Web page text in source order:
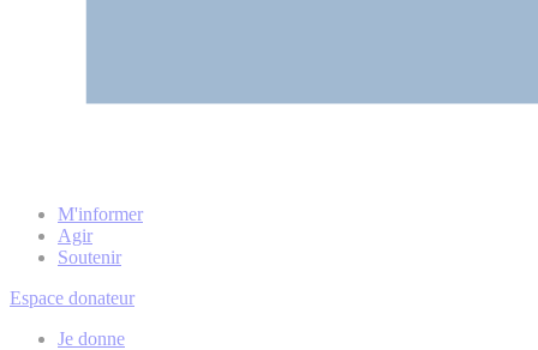
M'informer
Agir
Soutenir
Espace donateur
Je donne